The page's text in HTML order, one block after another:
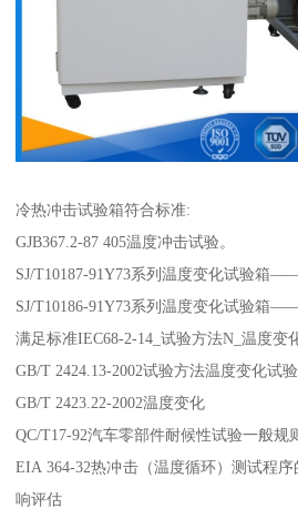
冷热冲击试验箱符合标准:
GJB367.2-87 405温度冲击试验。
SJ/T10187-91Y73系列温度变化试验箱
SJ/T10186-91Y73系列温度变化试验箱
满足标准IEC68-2-14_试验方法N_温度变
GB/T 2424.13-2002试验方法温度变化试
GB/T 2423.22-2002温度变化
QC/T17-92汽车零部件耐候性试验一般规
EIA 364-32热冲击（温度循环）测试程
响评估